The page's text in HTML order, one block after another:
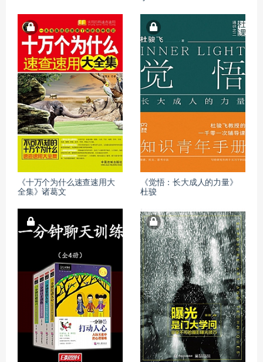
《十万个为什么速查速用大
全集》诸葛文
《觉悟：长大成人的力量》
杜骏